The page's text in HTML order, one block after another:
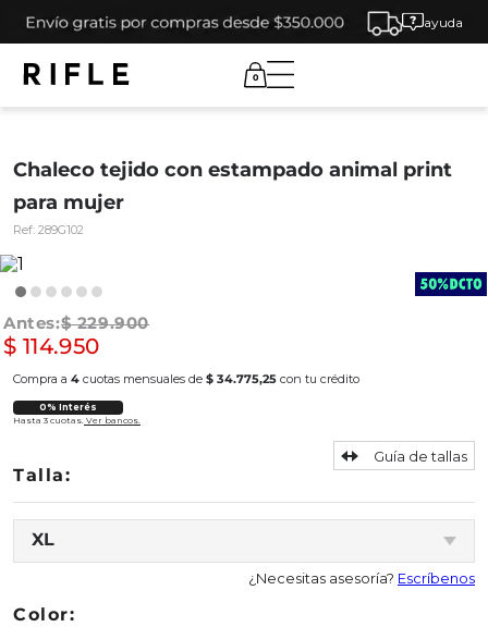
ayuda
0
Chaleco tejido con estampado animal print
para mujer
Ref: 289G102
$ 229.900
$ 114.950
Compra a 4 cuotas mensuales de $ 34.775,25 con tu crédito
0% Interés
Hasta 3 cuotas. Ver bancos.
XL
Guía de tallas
¿Necesitas asesoría? Escríbenos
Color: